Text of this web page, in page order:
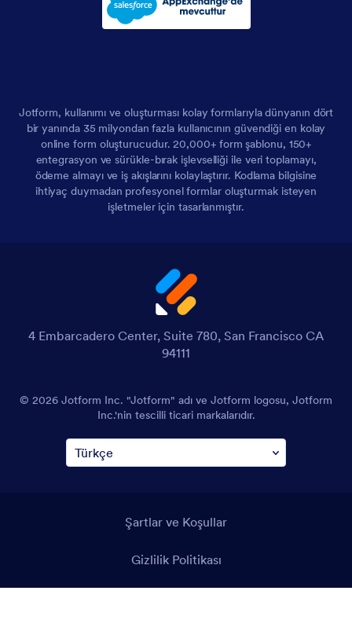
Jotform, kullanımı ve oluşturması kolay formlarıyla dünyanın dört
bir yanında 35 milyondan fazla kullanıcının güvendiği en kolay
online form oluşturucudur. 20,000+ form şablonu, 150+
entegrasyon ve sürükle-bırak işlevselliği ile veri toplamayı,
ödeme almayı ve iş akışlarını kolaylaştırır. Kodlama bilgisine
ihtiyaç duymadan profesyonel formlar oluşturmak isteyen
işletmeler için tasarlanmıştır.
4 Embarcadero Center, Suite 780, San Francisco CA
94111
© 2026 Jotform Inc. "Jotform" adı ve Jotform logosu, Jotform
Inc.'nin tescilli ticari markalarıdır.
Şartlar ve Koşullar
Gizlilik Politikası